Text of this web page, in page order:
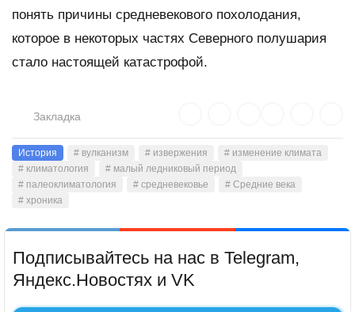
понять причины средневекового похолодания,
которое в некоторых частях Северного полушария
стало настоящей катастрофой.
Закладка
История # вулканизм # извержения
# изменение климата
# климатология
# малый ледниковый период
# палеоклиматология
# средневековье
# Средние века
# хроника
Подписывайтесь на нас в Telegram,
Яндекс.Новостях и VK